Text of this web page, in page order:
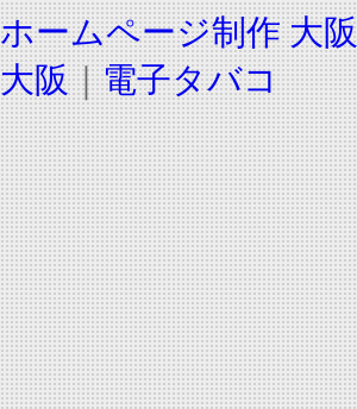
ホームページ制作 大阪
大阪｜電子タバコ